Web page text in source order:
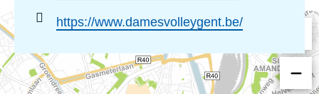
:
Website
https://www.damesvolleygent.be/